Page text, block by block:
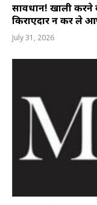
सावधान! खाली करने
किराएदार न कर ले
July 31, 2026